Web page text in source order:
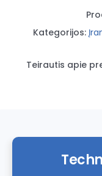
100
Kategorijos:
Teirautis apie